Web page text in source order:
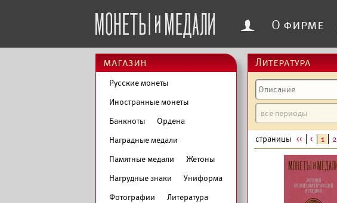
f О фирме
магазин
Русские монеты
Иностранные монеты
Банкноты
Ордена
Наградные медали
Памятные медали
Жетоны
Нагрудные знаки
Униформа
Фотографии
Литература
Литература
страницы << < 1 2